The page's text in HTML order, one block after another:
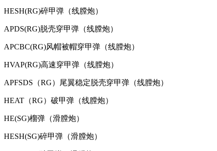
HESH(RG)碎甲弹（线膛炮）
APDS(RG)脱壳穿甲弹（线膛炮）
APCBC(RG)风帽被帽穿甲弹（线膛炮）
HVAP(RG)高速穿甲弹（线膛炮）
APFSDS（RG）尾翼稳定脱壳穿甲弹（线膛炮）
HEAT（RG）破甲弹（线膛炮）
HE(SG)榴弹（滑膛炮）
HESH(SG)碎甲弹（滑膛炮）